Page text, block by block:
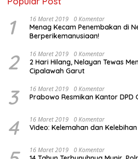
1 16 Maret 2019 0 Komentar
Menag Kecam Penembakan di
Berperikemanusiaan!
2 16 Maret 2019 0 Komentar
2 Hari Hilang, Nelayan Tewas
Cipalawah Garut
3 16 Maret 2019 0 Komentar
Prabowo Resmikan Kantor DPD
4 16 Maret 2019 0 Komentar
Video: Kelemahan dan
16 Maret 2019 0 Komentar